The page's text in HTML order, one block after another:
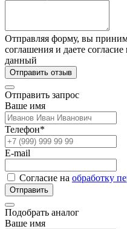
Отправляя форму, вы
соглашения и даете
данный
Отправить отзыв
Отправить запрос
Ваше имя
Телефон*
E-mail
Согласие на обработку
Отправить
Подобрать аналог
Ваше имя